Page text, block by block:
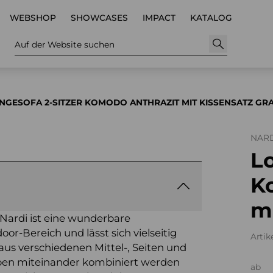
WEBSHOP SHOWCASES IMPACT KATALOG
Auf der Website suchen
2-SITZER KOMODO ANTHRAZIT MIT KISSENSATZ
ab
ist eine wunderbare
Bereich und lässt sich vielseitig
verschiedenen Mittel-, Seiten und
miteinander kombiniert werden